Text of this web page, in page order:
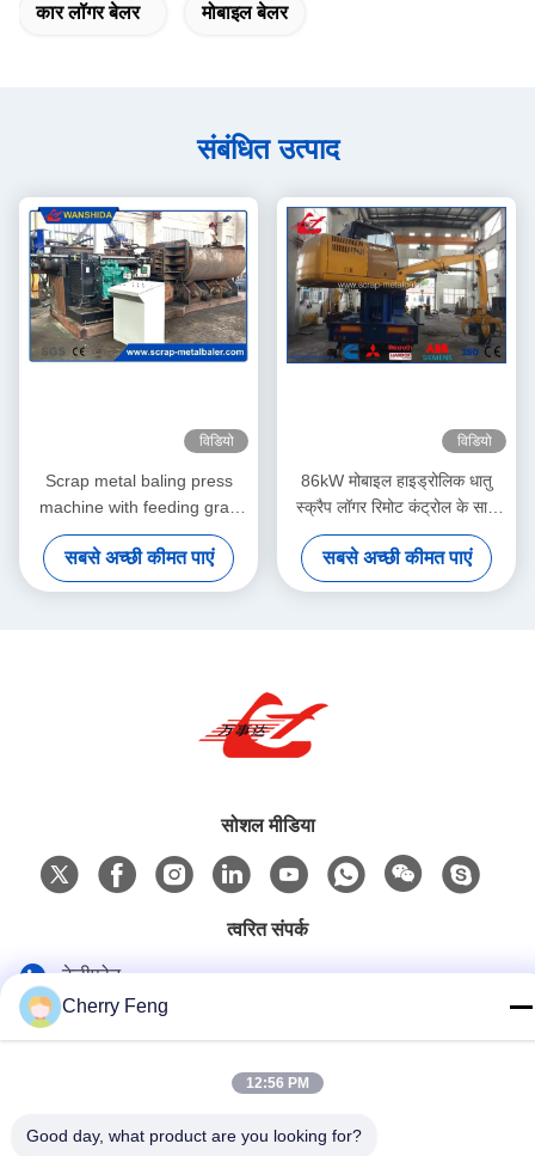
कार लॉगर बेलर मोबाइल बेलर
संबंधित उत्पाद
विडियो
Scrap metal baling press
machine with feeding grab
for waste aluminum profile
light scrap metal
सबसे अच्छी कीमत पाएं
विडियो
86kW मोबाइल हाइड्रोलिक धातु
स्क्रैप लॉगर रिमोट कंट्रोल के साथ
बेलर
सबसे अच्छी कीमत पाएं
सोशल मीडिया
त्वरित संपर्क
टेलीफोन
86-135-84177887
sales@balerofchina.com
पता
Cherry Feng
12:56 PM
Good day, what product are you looking for?